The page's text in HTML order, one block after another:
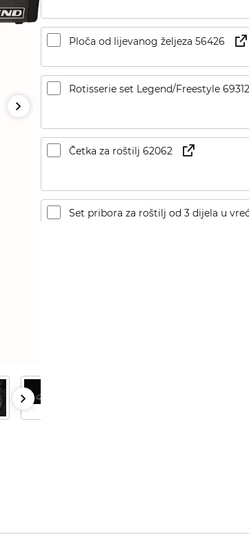
Ploča od lijevanog željeza 56426
Rotisserie set Legend/Freestyle 69312
Četka za roštilj 62062
Set pribora za roštilj od 3 dijela u